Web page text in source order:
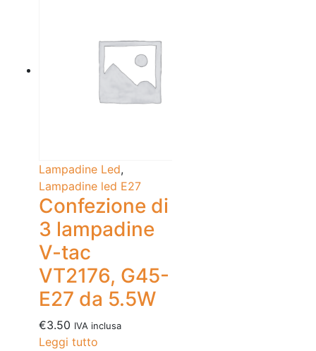
Lampadine Led,
Lampadine led E27
Confezione di
3 lampadine
V-tac
VT2176, G45-
E27 da 5.5W
€3.50 IVA inclusa
Leggi tutto